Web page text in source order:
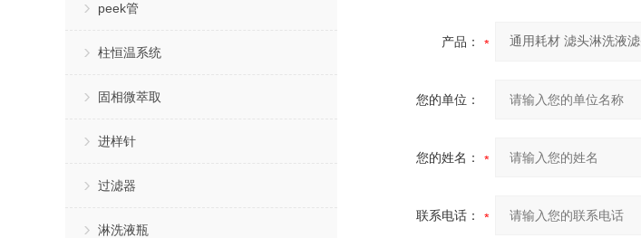
peek管
柱恒温系统
固相微萃取
进样针
过滤器
淋洗液瓶
产品：
您的单位：
您的姓名：
联系电话：